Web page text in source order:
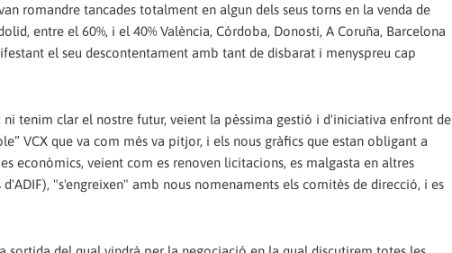
romandre tancades totalment en algun dels seus torns en la venda de
entre el 60%, i el 40% València, Córdoba, Donosti, A Coruña, Barcelona
el seu descontentament amb tant de disbarat i menyspreu cap
ni tenim clar el nostre futur, veient la pèssima gestió i d'iniciativa enfront de
VCX que va com més va pitjor, i els nous gràfics que estan obligant a
econòmics, veient com es renoven licitacions, es malgasta en altres
"s'engreixen" amb nous nomenaments els comitès de direcció, i es